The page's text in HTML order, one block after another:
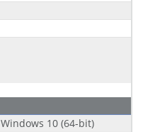
Windows 10 (64-bit)